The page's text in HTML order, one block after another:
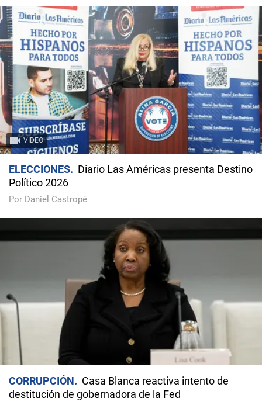
VIDEO
ELECCIONES
Diario Las Américas presenta Destino
Político 2026
Por Daniel Castropé
CORRUPCIÓN
Casa Blanca reactiva intento de
destitución de gobernadora de la Fed